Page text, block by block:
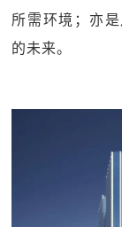
所需环境；亦
的未来。